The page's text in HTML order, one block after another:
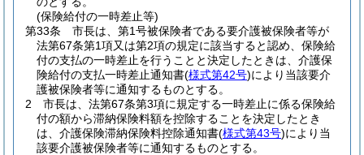
(保険給付の一時差止等)
第33条
市長は、第1号被保険者である要介護被保険者等が
法第67条第1項又は第2項の規定に該当すると認め、保険給
付の支払の一時差止を行うことと決定したときは、介護保
険給付の支払一時差止通知書(様式第42号)により当該要介
護被保険者等に通知するものとする。
2
市長は、法第67条第3項に規定する一時差止に係る保険給
付の額から滞納保険料額を控除することを決定したとき
は、介護保険滞納保険料控除通知書(様式第43号)により当
該要介護被保険者等に通知するものとする。